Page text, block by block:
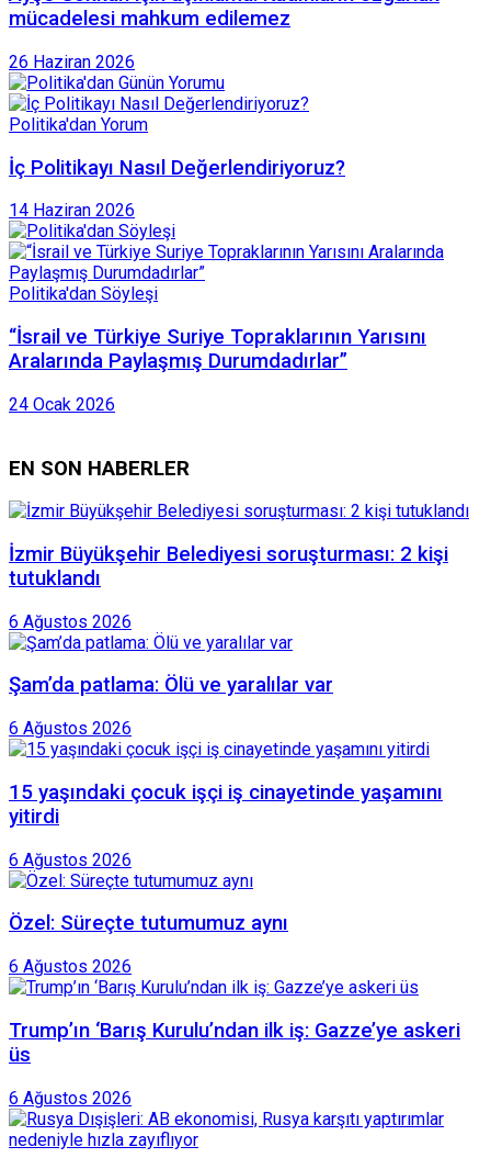
mücadelesi mahkum edilemez
26 Haziran 2026
Politika'dan Yorum
İç Politikayı Nasıl Değerlendiriyoruz?
14 Haziran 2026
Politika'dan Söyleşi
“İsrail ve Türkiye Suriye Topraklarının Yarısını
Aralarında Paylaşmış Durumdadırlar”
24 Ocak 2026
EN SON HABERLER
İzmir Büyükşehir Belediyesi soruşturması: 2 kişi
tutuklandı
6 Ağustos 2026
Şam’da patlama: Ölü ve yaralılar var
6 Ağustos 2026
15 yaşındaki çocuk işçi iş cinayetinde yaşamını
yitirdi
6 Ağustos 2026
Özel: Süreçte tutumumuz aynı
6 Ağustos 2026
Trump’ın ‘Barış Kurulu’ndan ilk iş: Gazze’ye askeri
üs
6 Ağustos 2026